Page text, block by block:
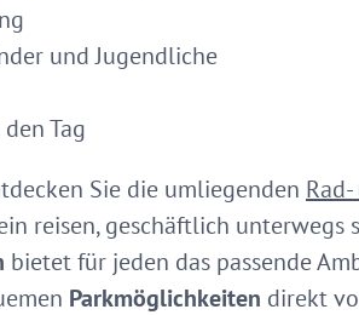
und Jugendliche
Tag
Sie die umliegenden
reisen, geschäftlich unterwegs
bietet für jeden das passende
Parkmöglichkeiten direkt